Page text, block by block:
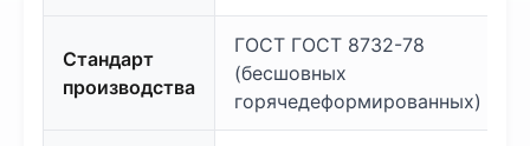
Стандарт
производства
ГОСТ ГОСТ 8732-78
(бесшовных
горячедеформированных)